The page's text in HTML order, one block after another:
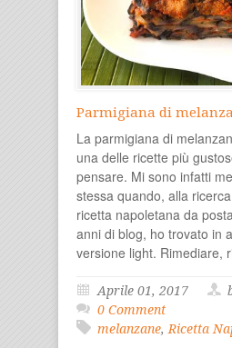
Parmigiana di
La parmigiana di
una delle ricette più
pensare. Mi sono infatti
stessa quando, alla
ricetta napoletana da
anni di blog, ho trovato in
versione light. Rimediare,
Aprile 01, 2017
0 Comment
melanzane, Ricetta